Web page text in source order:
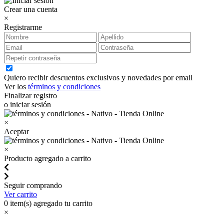
Crear una cuenta
×
Registrarme
Quiero recibir descuentos exclusivos y novedades por email
Ver los términos y condiciones
Finalizar registro
o iniciar sesión
×
Aceptar
×
Producto agregado a carrito
Seguir comprando
Ver carrito
0 item(s) agregado tu carrito
×